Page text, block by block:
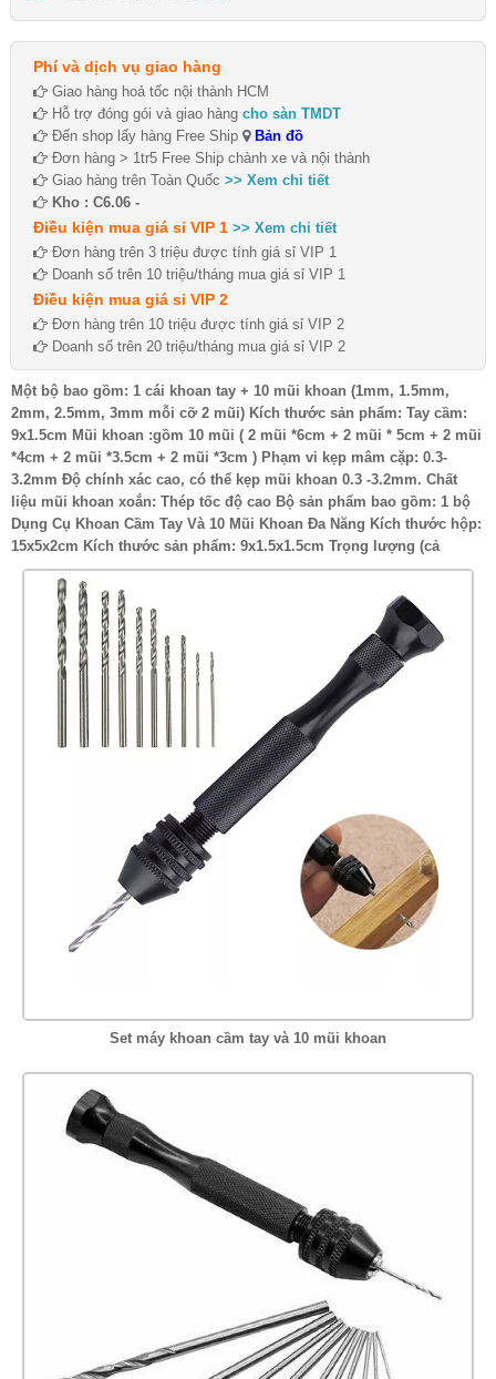
Phí và dịch vụ giao hàng
Giao hàng hoả tốc nội thành HCM
Hỗ trợ đóng gói và giao hàng cho sàn TMDT
Đến shop lấy hàng Free Ship
Bản đồ
Đơn hàng > 1tr5 Free Ship chành xe và nội thành
Giao hàng trên Toàn Quốc >> Xem chi tiết
Kho : C6.06 -
Điều kiện mua giá sỉ VIP 1 >> Xem chi tiết
Đơn hàng trên 3 triệu được tính giá sỉ VIP 1
Doanh số trên 10 triệu/tháng mua giá sỉ VIP 1
Điều kiện mua giá sỉ VIP 2
Đơn hàng trên 10 triệu được tính giá sỉ VIP 2
Doanh số trên 20 triệu/tháng mua giá sỉ VIP 2
Một bộ bao gồm: 1 cái khoan tay + 10 mũi khoan (1mm, 1.5mm,
2mm, 2.5mm, 3mm mỗi cỡ 2 mũi) Kích thước sản phẩm: Tay cầm:
9x1.5cm Mũi khoan :gồm 10 mũi ( 2 mũi *6cm + 2 mũi * 5cm + 2 mũi
*4cm + 2 mũi *3.5cm + 2 mũi *3cm ) Phạm vi kẹp mâm cặp: 0.3-
3.2mm Độ chính xác cao, có thể kẹp mũi khoan 0.3 -3.2mm. Chất
liệu mũi khoan xoắn: Thép tốc độ cao Bộ sản phẩm bao gồm: 1 bộ
Dụng Cụ Khoan Cầm Tay Và 10 Mũi Khoan Đa Năng Kích thước hộp:
15x5x2cm Kích thước sản phẩm: 9x1.5x1.5cm Trọng lượng (cả
Set máy khoan cầm tay và 10 mũi khoan